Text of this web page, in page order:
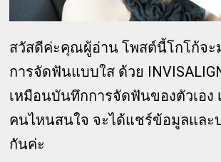
สวัสดีค่ะคุณผู้อ่าน โพสต์นี้โกโก้จะ
การจัดฟันแบบใส ด้วย
เหมือนบันทึกการจัดฟันของตัวเอง
คนไหนสนใจ จะได้แชร์ข้อมูลและ
กันค่ะ